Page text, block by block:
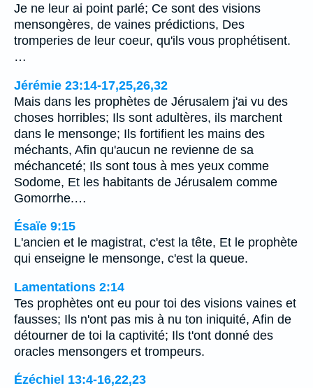
Je ne leur ai point parlé; Ce sont des visions
mensongères, de vaines prédictions, Des
tromperies de leur coeur, qu'ils vous prophétisent.
…
Jérémie 23:14-17,25,26,32
Mais dans les prophètes de Jérusalem j'ai vu des
choses horribles; Ils sont adultères, ils marchent
dans le mensonge; Ils fortifient les mains des
méchants, Afin qu'aucun ne revienne de sa
méchanceté; Ils sont tous à mes yeux comme
Sodome, Et les habitants de Jérusalem comme
Gomorrhe.…
Ésaïe 9:15
L'ancien et le magistrat, c'est la tête, Et le prophète
qui enseigne le mensonge, c'est la queue.
Lamentations 2:14
Tes prophètes ont eu pour toi des visions vaines et
fausses; Ils n'ont pas mis à nu ton iniquité, Afin de
détourner de toi la captivité; Ils t'ont donné des
oracles mensongers et trompeurs.
Ézéchiel 13:4-16,22,23